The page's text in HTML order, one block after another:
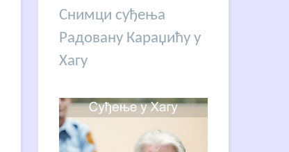
Снимци суђења
Радовану Караџићу у
Хагу